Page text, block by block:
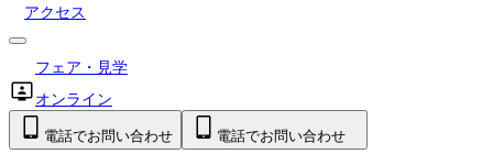
アクセス
フェア・見学
オンライン
電話でお問い合わせ 電話でお問い合わせ